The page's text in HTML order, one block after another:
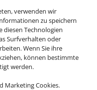
verwenden wir
zu speichern
diesen Technologien
Surfverhalten oder
Wenn Sie ihre
können bestimmte
werden.
Marketing Cookies.
Airlines